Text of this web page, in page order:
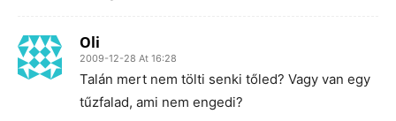
Oli
2009-12-28 At 16:28
Talán mert nem tölti senki tőled? Vagy van egy
tűzfalad, ami nem engedi?